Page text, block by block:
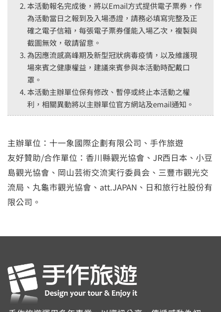
本活動報名完成後，將以Email方式提供電子票券，作
為活動當日之報到及入場憑證，請務必填寫完整及正
確之電子信箱，每張電子票券僅能入場乙次，複製與
截圖無效，敬請留意。
為因應流感高峰期及新型冠狀病毒疫情，以及維護現
場來賓之健康權益，建議來賓參與本活動時配戴口
罩。
本活動主辦單位保有修改、暫停或終止本活動之權
利，相關異動將以主辦單位官方網站及email通知。
主辦單位：十一象國際企劃有限公司、手作旅遊
友好贊助/合作單位：香川縣觀光協會、JR西日本、小豆
島觀光協會、岡山芸術交流実行委員会、三豐市觀光交
流局、丸龜市觀光協會、att.JAPAN、日和旅行社股份有
限公司。